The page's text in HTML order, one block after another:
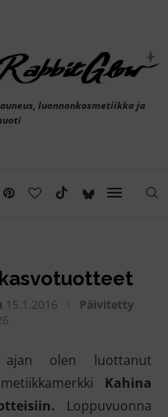
luonnonkosmetiikka ja
15.1.2016
Päivitetty
olen luottanut
Kahina
Loppuvuonna